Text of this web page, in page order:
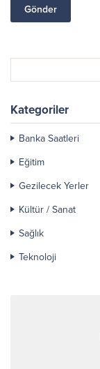
Kategoriler
Banka Saatleri
Eğitim
Gezilecek Yerler
Kültür / Sanat
Sağlık
Teknoloji